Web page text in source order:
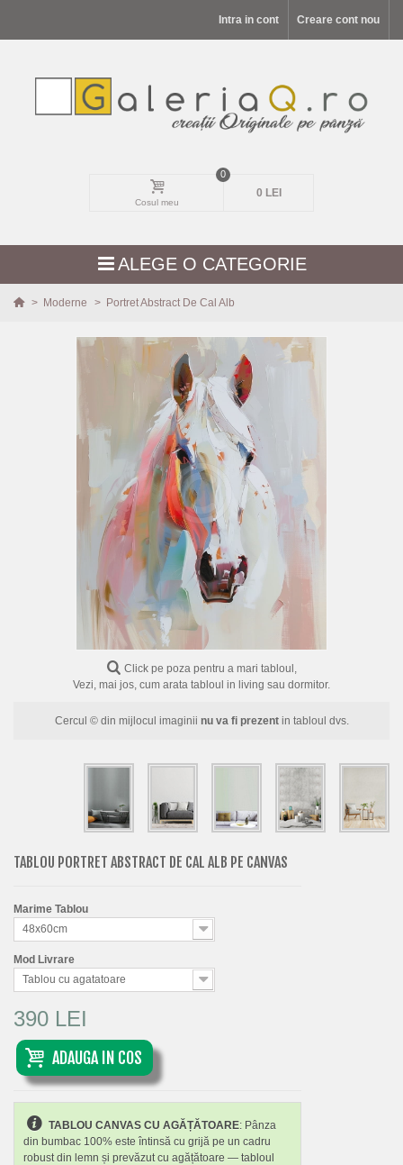
Intra in cont Creare cont nou
Cosul meu
0
0 LEI
ALEGE O CATEGORIE
> Moderne > Portret Abstract De Cal Alb
Click pe poza pentru a mari tabloul,
Vezi, mai jos, cum arata tabloul in living sau dormitor.
Cercul © din mijlocul imaginii nu va fi prezentin tabloul dvs.
TABLOU PORTRET ABSTRACT DE CAL ALB PE CANVAS
Marime Tablou
48x60cm
Mod Livrare
Tablou cu agatatoare
390 LEI
ADAUGA IN COS
TABLOU CANVAS CU AGĂȚĂTOARE: Pânza
din bumbac 100% este întinsă cu grijă pe un cadru
robust din lemn și prevăzut cu agățătoare — tabloul